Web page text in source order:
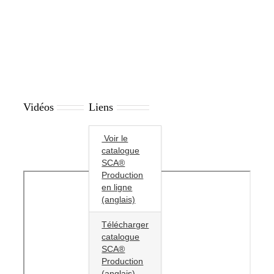
Vidéos Liens
Voir le
catalogue
SCA®
Production
en ligne
(anglais)
Télécharger
catalogue
SCA®
Production